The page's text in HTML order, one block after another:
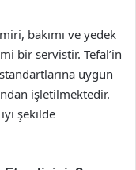
bakımı ve yedek
bir servistir. Tefal’in
uygun
işletilmektedir.
iyi şekilde